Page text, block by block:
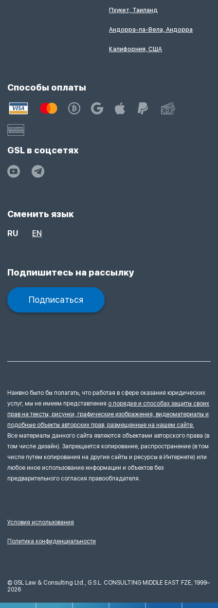
Пхукет, Таиланд
Андорра-ла-Вела, Андорра
Калифорния, США
Способы оплаты
GSL в соцсетях
Сменить язык
RU EN
Подпишитесь на рассылку
Подписаться
Наивно было бы полагать, что работая в сфере оказания юридических
услуг, мы не имеем представления о порядке и способах защиты своих
прав на тексты, рисунки, графические изображения, видеоматериалы и
подобные объекты авторских прав, размещенные на нашем сайте.
Все материалы данного сайта являются объектами авторского права (в
том числе дизайн). Запрещается копирование, распространение (в том
числе путем копирования на другие сайты и ресурсы в Интернете) или
любое иное использование информации и объектов без
предварительного согласия правообладателя.
Условия использования
Политика конфиденциальности
© GSL Law & Consulting Ltd., G.S.L. CONSULTING MIDDLE EAST FZE, 1999–
2026